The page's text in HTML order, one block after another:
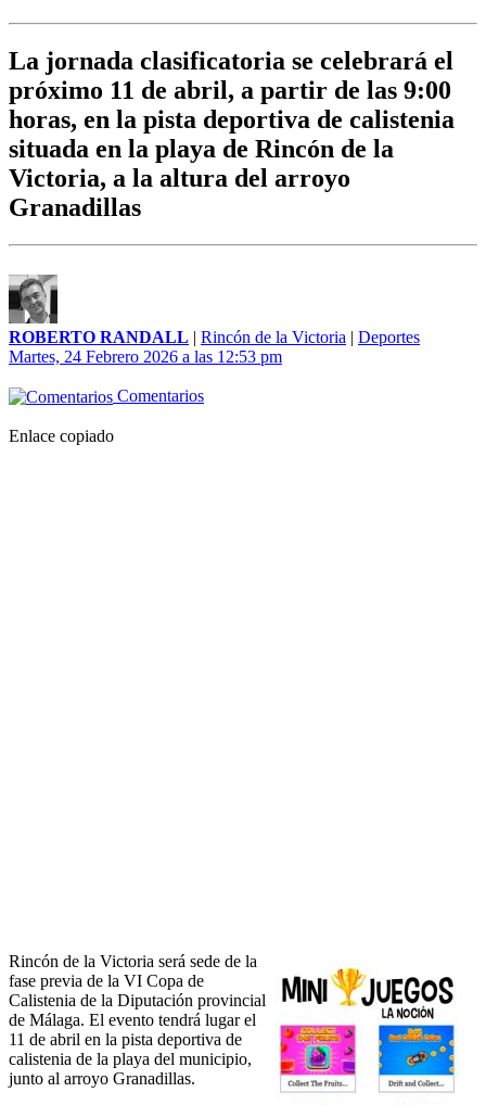
La jornada clasificatoria se celebrará el
próximo 11 de abril, a partir de las 9:00
horas, en la pista deportiva de calistenia
situada en la playa de Rincón de la
Victoria, a la altura del arroyo
Granadillas
ROBERTO RANDALL | Rincón de la Victoria | Deportes
Martes, 24 Febrero 2026 a las 12:53 pm
Comentarios
Enlace copiado
Rincón de la Victoria será sede de la
fase previa de la VI Copa de
Calistenia de la Diputación provincial
de Málaga. El evento tendrá lugar el
11 de abril en la pista deportiva de
calistenia de la playa del municipio,
junto al arroyo Granadillas.